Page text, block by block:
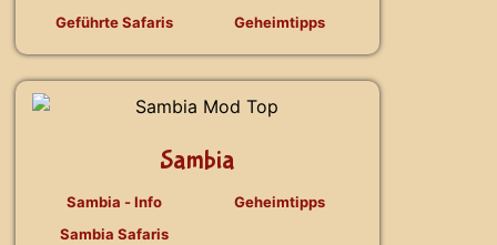
Geführte Safaris
Geheimtipps
Sambia
Sambia - Info
Sambia Safaris
Geheimtipps